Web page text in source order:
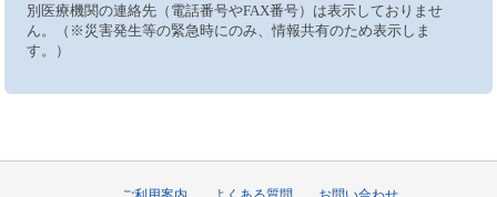
別医療機関の連絡先（電話番号やFAX番号）は表示しておりませ
ん。（※災害発生等の緊急時にのみ、情報共有のため表示しま
す。）